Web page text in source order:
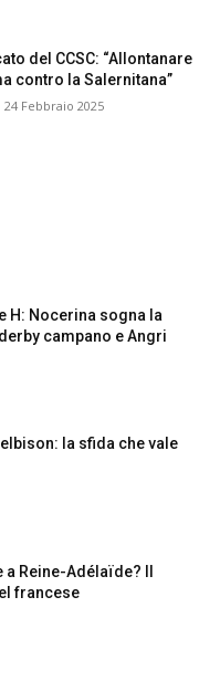
del CCSC: “Allontanare
contro la Salernitana”
24 Febbraio 2025
H: Nocerina sogna la
campano e Angri
la sfida che vale
Reine-Adélaïde? Il
francese